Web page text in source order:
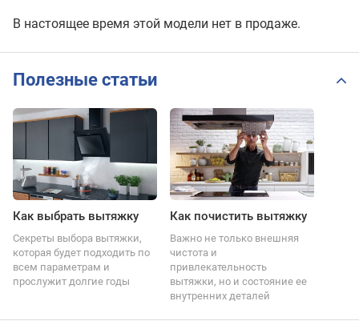
В настоящее время этой модели нет в продаже.
Полезные статьи
Как выбрать вытяжку
Секреты выбора вытяжки,
которая будет подходить по
всем параметрам и
прослужит долгие годы
Как почистить вытяжку
Важно не только внешняя
чистота и
привлекательность
вытяжки, но и состояние ее
внутренних деталей